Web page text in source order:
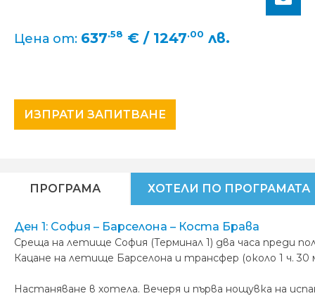
Цена от: 637.58 € / 1247.00 лв.
ИЗПРАТИ ЗАПИТВАНЕ
ПРОГРАМА ХОТЕЛИ ПО ПРОГРАМАТА
Ден 1: София – Барселона – Коста Брава
Среща на летище София (Терминал 1) два часа преди
Кацане на летище Барселона и трансфер (около 1 ч.
Настаняване в хотела. Вечеря и първа нощувка на